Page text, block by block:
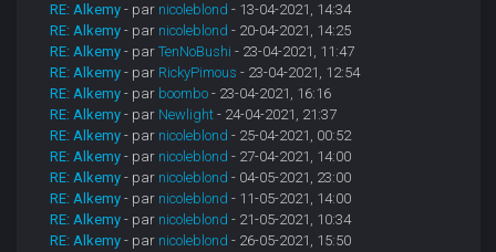
RE: Alkemy - par nicoleblond - 13-04-2021, 14:34
RE: Alkemy - par nicoleblond - 20-04-2021, 14:25
RE: Alkemy - parTenNoBushi - 23-04-2021, 11:47
RE: Alkemy - par RickyPimous - 23-04-2021, 12:54
RE: Alkemy - par boombo - 23-04-2021, 16:16
RE: Alkemy - par Newlight - 24-04-2021, 21:37
RE: Alkemy - par nicoleblond - 25-04-2021, 00:52
RE: Alkemy - par nicoleblond - 27-04-2021, 14:00
RE: Alkemy - par nicoleblond - 04-05-2021, 23:00
RE: Alkemy - par nicoleblond - 11-05-2021, 14:00
RE: Alkemy - par nicoleblond - 21-05-2021, 10:34
RE: Alkemy - par nicoleblond - 26-05-2021, 15:50